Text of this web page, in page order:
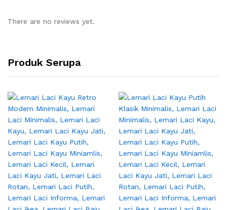
There are no reviews yet.
Produk Serupa